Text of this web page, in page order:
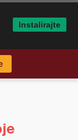
Instalirajte